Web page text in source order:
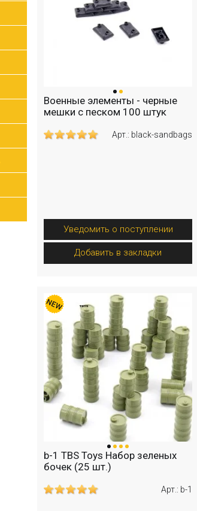
Военные элементы - черные
мешки с песком 100 штук
Арт.: black-sandbags
Уведомить о поступлении
Добавить в закладки
b-1 TBS Toys Набор зеленых
бочек (25 шт.)
Арт.: b-1